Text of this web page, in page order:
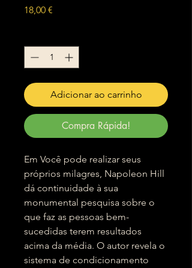
18,00 €
Adicionar ao carrinho
Compra Rápida!
Em Você pode realizar seus
próprios milagres, Napoleon Hill
dá continuidade à sua
monumental pesquisa sobre o
que faz as pessoas bem-
sucedidas terem resultados
acima da média. O autor revela o
sistema de condicionamento